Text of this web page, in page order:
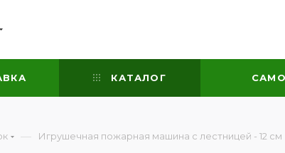
КАТАЛОГ
— Игрушечная пожарная машина с лестницей - 12 см